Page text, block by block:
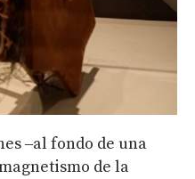
‒al fondo de una
de la